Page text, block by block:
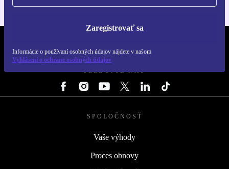
Zaregistrovať sa
Informácie o používaní osobných údajov nájdete v našom
Vyhlásení o ochrane osobných údajov
SLEDUJTE NÁS
SPOLOČNOSŤ
Vaše výhody
Proces obnovy